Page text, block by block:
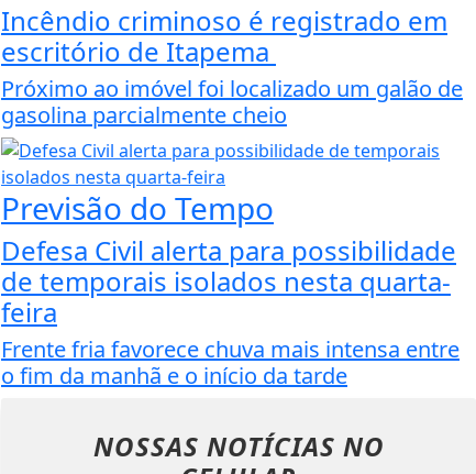
Incêndio criminoso é registrado em
escritório de Itapema
Próximo ao imóvel foi localizado um galão de
gasolina parcialmente cheio
Previsão do Tempo
Defesa Civil alerta para possibilidade
de temporais isolados nesta quarta-
feira
Frente fria favorece chuva mais intensa entre
o fim da manhã e o início da tarde
NOSSAS NOTÍCIAS NO